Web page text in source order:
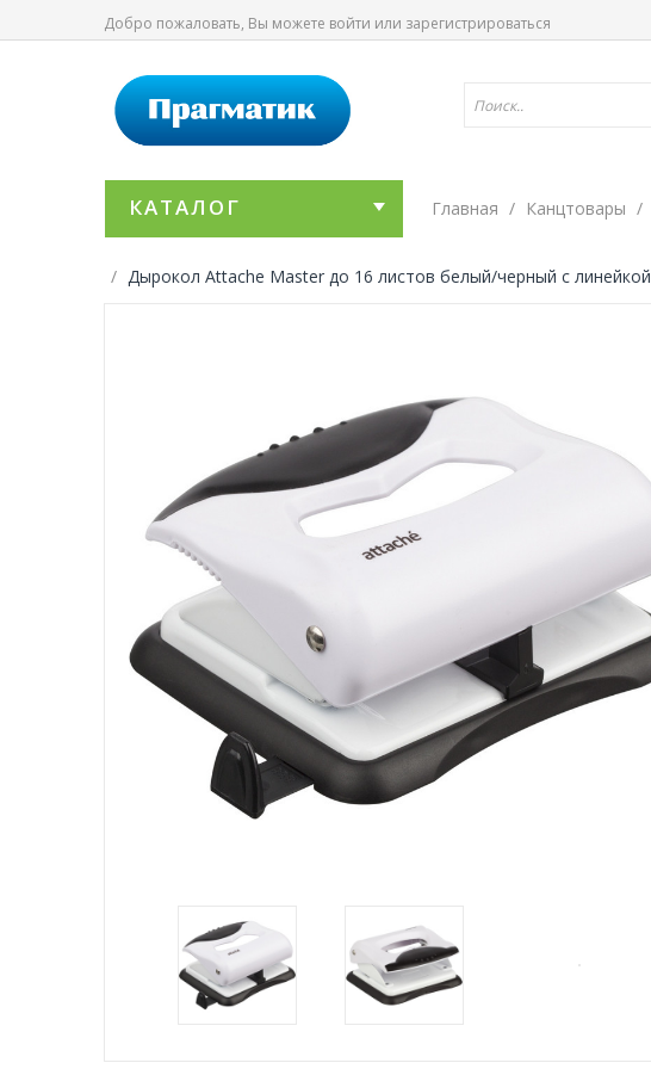
Добро пожаловать, Вы можете войти или зарегистрироваться
КАТАЛОГ Главная Канцтовары
Дырокол Attache Master до 16 листов белый/черный с линейкой